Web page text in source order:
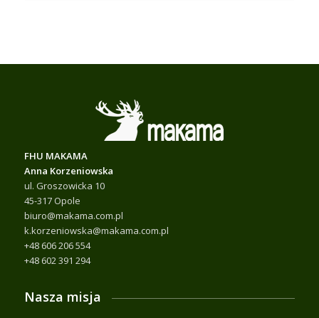
FHU MAKAMA
Anna Korzeniowska
ul. Groszowicka 10
45-317 Opole
biuro@makama.com.pl
k.korzeniowska@makama.com.pl
+48 606 206 554
+48 602 391 294
Nasza misja